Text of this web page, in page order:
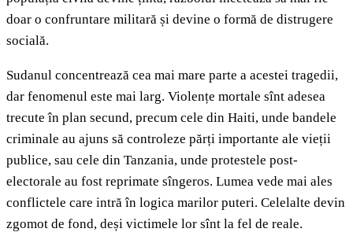
doar o confruntare militară și devine o formă de distrugere
socială.
Sudanul concentrează cea mai mare parte a acestei tragedii,
dar fenomenul este mai larg. Violențe mortale sînt adesea
trecute în plan secund, precum cele din Haiti, unde bandele
criminale au ajuns să controleze părți importante ale vieții
publice, sau cele din Tanzania, unde protestele post-
electorale au fost reprimate sîngeros. Lumea vede mai ales
conflictele care intră în logica marilor puteri. Celelalte devin
zgomot de fond, deși victimele lor sînt la fel de reale.